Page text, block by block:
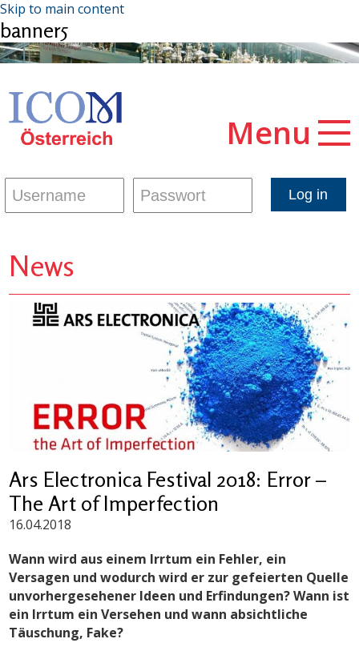
Skip to main content
banner5
Menu
News
Ars Electronica Festival 2018: Error –
The Art of Imperfection
16.04.2018
Wann wird aus einem Irrtum ein Fehler, ein
Versagen und wodurch wird er zur gefeierten Quelle
unvorhergesehener Ideen und Erfindungen? Wann ist
ein Irrtum ein Versehen und wann absichtliche
Täuschung, Fake?